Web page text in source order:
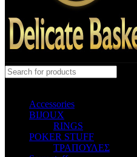
Accessories
BIJOUX
RINGS
POKER STUFF
ΤΡΑΠΟΥΛΕΣ